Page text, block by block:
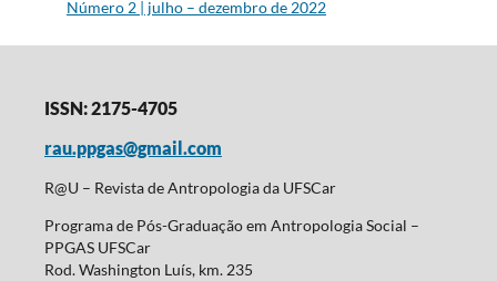
Número 2 | julho – dezembro de 2022
ISSN: 2175-4705
rau.ppgas@gmail.com
R@U – Revista de Antropologia da UFSCar
Programa de Pós-Graduação em Antropologia Social –
PPGAS UFSCar
Rod. Washington Luís, km. 235